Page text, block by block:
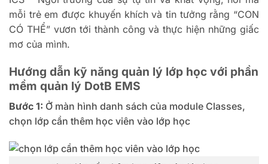
mỗi trẻ em được khuyến khích và tin tưởng rằng “CON
CÓ THỂ” vươn tới thành công và thực hiện những giấc
mơ của mình.
Hướng dẫn kỹ năng quản lý lớp học với phần
mềm quản lý DotB EMS
Bước 1: Ở màn hình danh sách của module Classes,
chọn lớp cần thêm học viên vào lớp học